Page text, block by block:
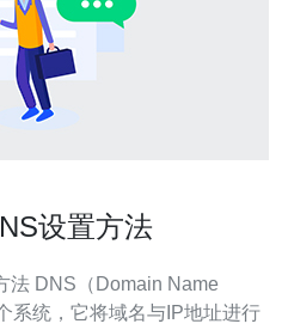
设置方法
系统，它将域名与IP地址进行